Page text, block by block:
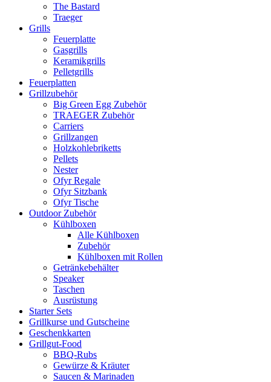
The Bastard
Traeger
Grills
Feuerplatte
Gasgrills
Keramikgrills
Pelletgrills
Feuerplatten
Grillzubehör
Big Green Egg Zubehör
TRAEGER Zubehör
Carriers
Grillzangen
Holzkohlebriketts
Pellets
Nester
Ofyr Regale
Ofyr Sitzbank
Ofyr Tische
Outdoor Zubehör
Kühlboxen
Alle Kühlboxen
Zubehör
Kühlboxen mit Rollen
Getränkebehälter
Speaker
Taschen
Ausrüstung
Starter Sets
Grillkurse und Gutscheine
Geschenkkarten
Grillgut-Food
BBQ-Rubs
Gewürze & Kräuter
Saucen & Marinaden